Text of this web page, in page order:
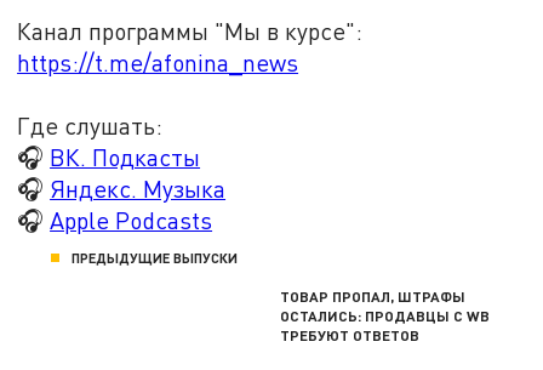
Канал программы "Мы в курсе":
https://t.me/afonina_news
Где слушать:
🎧 ВК. Подкасты
🎧 Яндекс. Музыка
🎧Apple Podcasts
ПРЕДЫДУЩИЕ ВЫПУСКИ
ТОВАР ПРОПАЛ, ШТРАФЫ
ОСТАЛИСЬ: ПРОДАВЦЫ С WB
ТРЕБУЮТ ОТВЕТОВ